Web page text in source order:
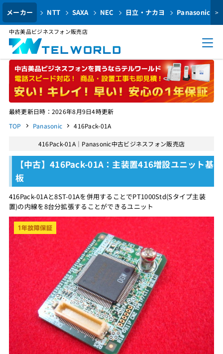
メーカー NTT SAXA NEC 日立・ナカヨ Panasonic >
中古美品ビジネスフォン販売店
最終更新日時：2026年8月9日4時更新
TOP
Panasonic 416Pack-01A
416Pack-01A｜Panasonic中古ビジネスフォン販売店
【中古】416Pack-01A：主装置416増設ユニット基
板
416Pack-01Aと8ST-01Aを併用することでPT1000Std(Sタイプ主装
置)の内線を8台分拡張することができるユニット